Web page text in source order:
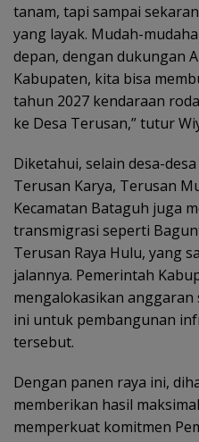
tanam, tapi sampai
yang layak. Mudah-
depan, dengan dukungan
Kabupaten, kita bisa
tahun 2027 kendaraan
ke Desa Terusan,” tutur
Diketahui, selain desa-
Terusan Karya, Terusan
Kecamatan Bataguh juga
transmigrasi seperti
Terusan Raya Hulu, yang
jalannya. Pemerintah
mengalokasikan
ini untuk pembangunan
tersebut.
Dengan panen raya ini,
memberikan hasil
memperkuat komitmen